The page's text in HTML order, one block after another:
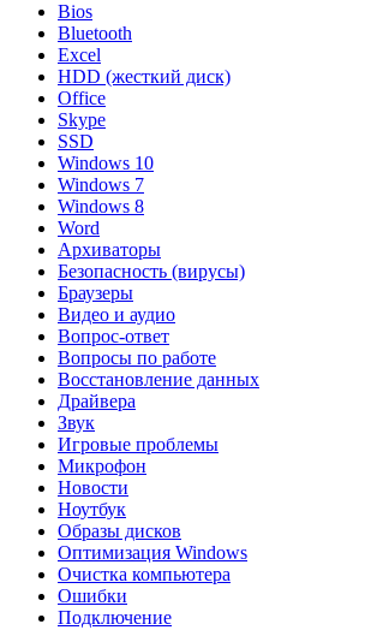
Bios
Bluetooth
Excel
HDD (жесткий диск)
Office
Skype
SSD
Windows 10
Windows 7
Windows 8
Word
Архиваторы
Безопасность (вирусы)
Браузеры
Видео и аудио
Вопрос-ответ
Вопросы по работе
Восстановление данных
Драйвера
Звук
Игровые проблемы
Микрофон
Новости
Ноутбук
Образы дисков
Оптимизация Windows
Очистка компьютера
Ошибки
Подключение